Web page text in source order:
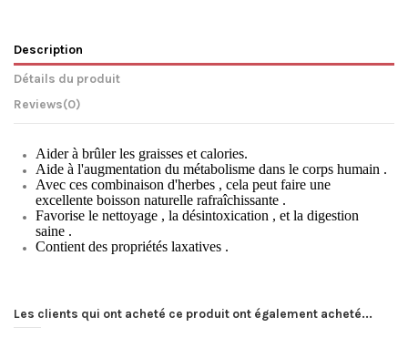
Description
Détails du produit
Reviews(0)
Aider à brûler les graisses et calories.
Aide à l'augmentation du métabolisme dans le corps humain .
Avec ces combinaison d'herbes , cela peut faire une
excellente boisson naturelle rafraîchissante .
Favorise le nettoyage , la désintoxication , et la digestion
saine .
Contient des propriétés laxatives .
Les clients qui ont acheté ce produit ont également acheté...